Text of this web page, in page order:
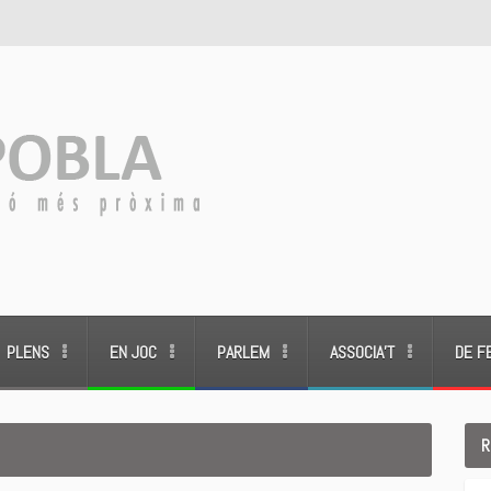
PLENS EN JOC PARLEM ASSOCIA’T DE